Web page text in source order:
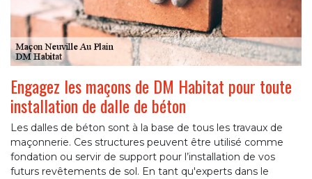
Engagez les maçons de DM Habitat pour toute
installation de dalle de béton
Les dalles de béton sont à la base de tous les travaux de
maçonnerie. Ces structures peuvent être utilisé comme
fondation ou servir de support pour l’installation de vos
futurs revêtements de sol. En tant qu'experts dans le